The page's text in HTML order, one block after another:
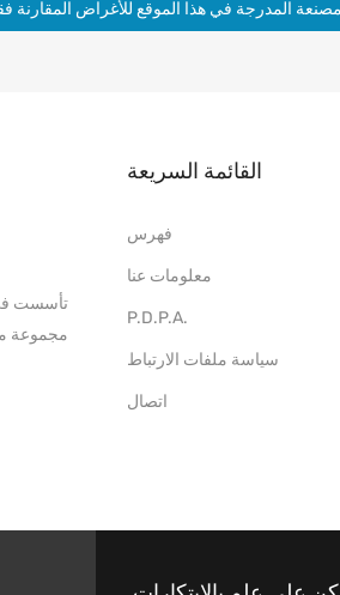
مجموعة
القائمة السريعة
فهرس
معلومات عنا
P.D.P.A.
سياسة ملفات الارتباط
اتصال